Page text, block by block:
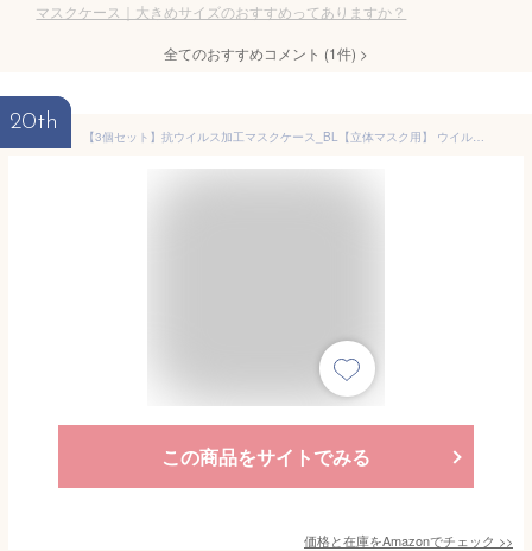
マスクケース｜大きめサイズのおすすめってありますか？
全てのおすすめコメント (1件) >
20th
【3個セット】抗ウイルス加工マスクケース_BL【立体マスク用】 ウイルス減少 日本製 日本発送 SIAA スマホケース 除菌 減菌 ポーチ コスメ トラベル 持ち運び 清潔 マスク ケース 抗菌 携帯用 (3)
この商品をサイトでみる
価格と在庫をAmazonでチェック >>